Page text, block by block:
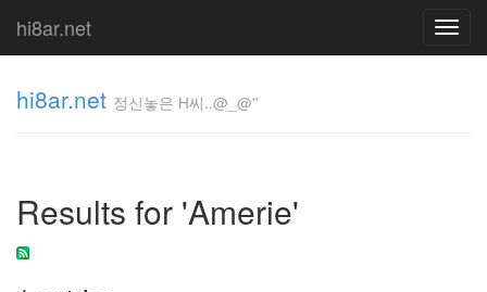
hi8ar.net
hi8ar.net 정신놓은 H씨..@_@''
Results for 'Amerie'
씨..@_@''